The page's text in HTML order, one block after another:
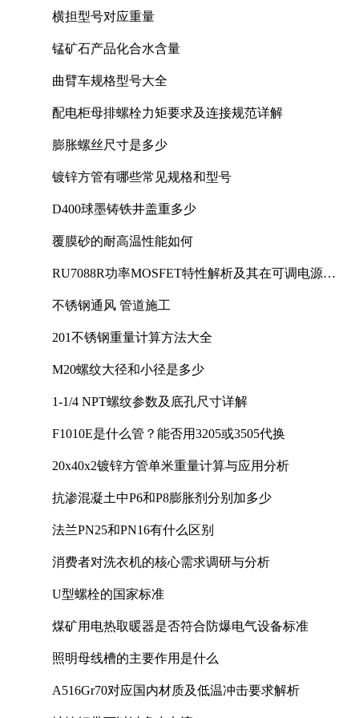
横担型号对应重量
锰矿石产品化合水含量
曲臂车规格型号大全
配电柜母排螺栓力矩要求及连接规范详解
膨胀螺丝尺寸是多少
镀锌方管有哪些常见规格和型号
D400球墨铸铁井盖重多少
覆膜砂的耐高温性能如何
RU7088R功率MOSFET特性解析及其在可调电源设
不锈钢通风 管道施工
201不锈钢重量计算方法大全
M20螺纹大径和小径是多少
1-1/4 NPT螺纹参数及底孔尺寸详解
F1010E是什么管？能否用3205或3505代换
20x40x2镀锌方管单米重量计算与应用分析
抗渗混凝土中P6和P8膨胀剂分别加多少
法兰PN25和PN16有什么区别
消费者对洗衣机的核心需求调研与分析
U型螺栓的国家标准
煤矿用电热取暖器是否符合防爆电气设备标准
照明母线槽的主要作用是什么
A516Gr70对应国内材质及低温冲击要求解析